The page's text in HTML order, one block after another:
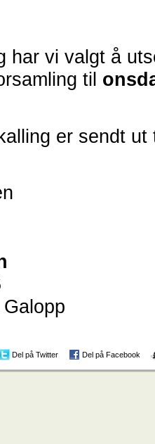
har vi valgt å
til
er sendt ut
Del på Twitter Del på Facebook